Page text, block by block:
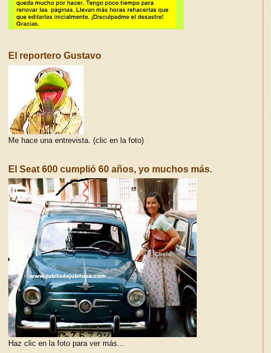
El reportero Gustavo
Me hace una entrevista. (clic en la foto)
El Seat 600 cumplió 60 años, yo muchos más.
Haz clic en la foto para ver más...